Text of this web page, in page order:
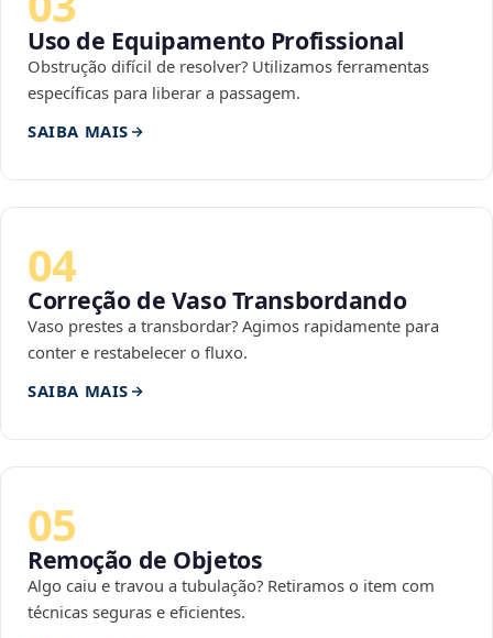
Uso de Equipamento Profissional
Obstrução difícil de resolver? Utilizamos ferramentas
específicas para liberar a passagem.
SAIBA MAIS
04
Correção de Vaso Transbordando
Vaso prestes a transbordar? Agimos rapidamente para
conter e restabelecer o fluxo.
SAIBA MAIS
05
Remoção de Objetos
Algo caiu e travou a tubulação? Retiramos o item com
técnicas seguras e eficientes.